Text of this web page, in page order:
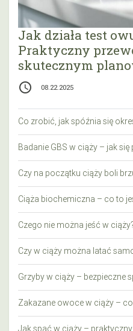
Jak działa test
Praktyczny
skutecznym
access_time 08.22.2025